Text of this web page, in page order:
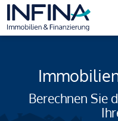
Berechnen Sie